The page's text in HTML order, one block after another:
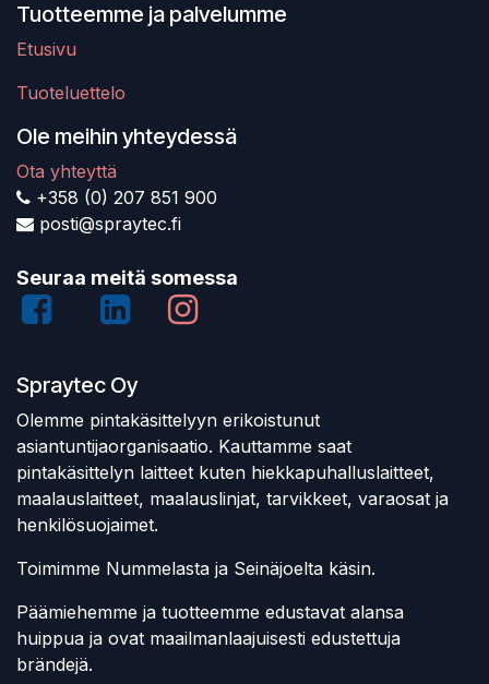
Tuotteemme ja palvelumme
Etusivu
Tuoteluettelo
Ole meihin yhteydessä
Ota yhteyttä
+358 (0) 207 851 900
posti@spraytec.fi
Seuraa meitä somessa
Spraytec Oy
Olemme pintakäsittelyyn erikoistunut
asiantuntijaorganisaatio. Kauttamme saat
pintakäsittelyn laitteet kuten hiekkapuhalluslaitteet,
maalauslaitteet, maalauslinjat, tarvikkeet, varaosat ja
henkilösuojaimet.
Toimimme Nummelasta ja Seinäjoelta käsin.
Päämiehemme ja tuotteemme edustavat alansa
huippua ja ovat maailmanlaajuisesti edustettuja
brändejä.